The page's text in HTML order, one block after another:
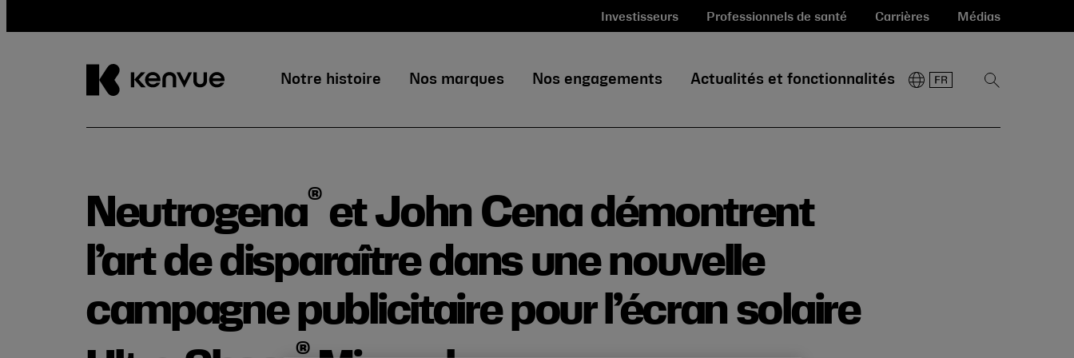
Investisseurs Professionnels de santé Carrières Médias
Notre histoire Nos marques Nos engagements Actualités et fonctionnalités
Afficher
Neutrogena® et John Cena démontrent
l’art de disparaître dans une nouvelle
campagne publicitaire pour l’écran solaire